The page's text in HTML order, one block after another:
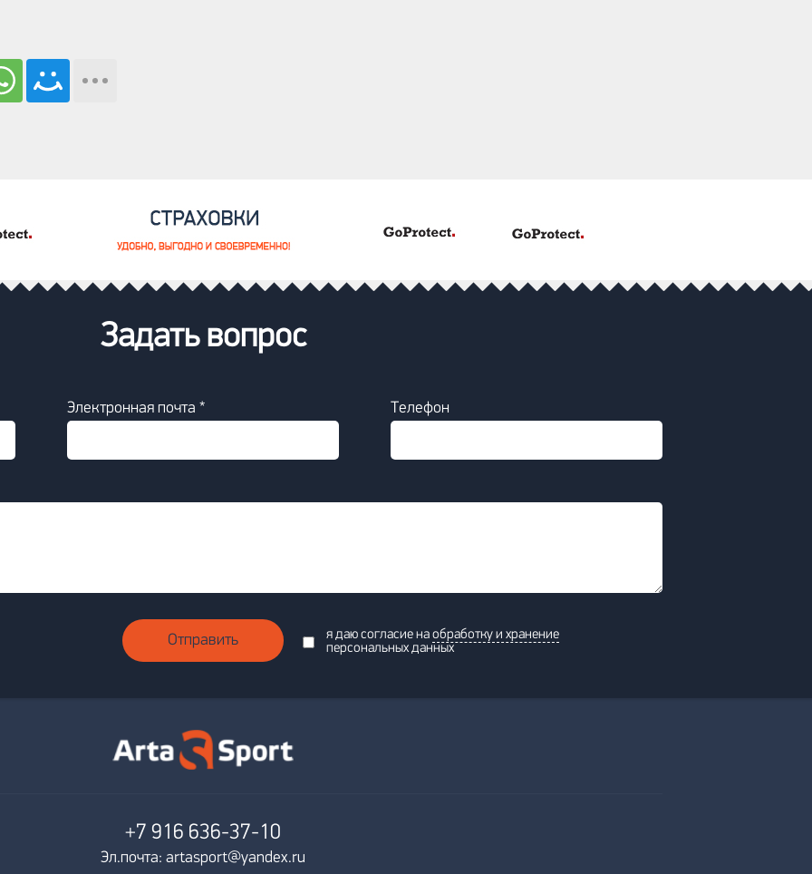
Задать вопрос
Электронная почта * Телефон
я даю согласие наобработку и хранение
персональных данных
Отправить
+7 916 636-37-10
Эл.почта: artasport@yandex.ru